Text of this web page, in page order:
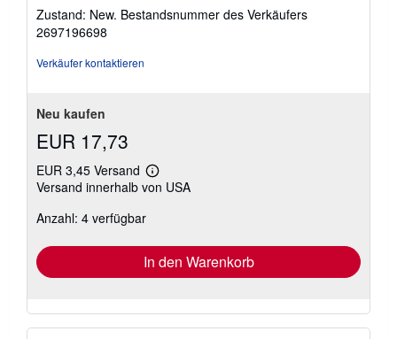
von
Zustand: New. Bestandsnummer des Verkäufers
2697196698
Verkäufer kontaktieren
Neu kaufen
EUR 17,73
EUR 3,45 Versand
Weitere
Informationen
Versand innerhalb von USA
Anzahl: 4 verfügbar
In den Warenkorb